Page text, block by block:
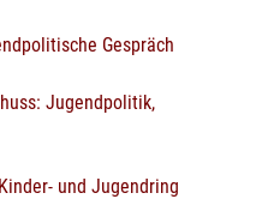
Gespräch
Jugendpolitik,
und Jugendring